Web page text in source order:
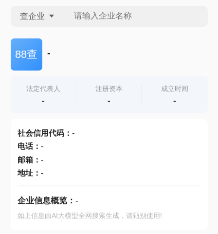
查企业
查企业
查产地
88查 -
法定代表人
-
注册资本
-
成立时间
-
社会信用代码： -
电话： -
邮箱： -
地址： -
企业信息概览： -
如上信息由AI大模型全网搜索生成，请甄别使用!